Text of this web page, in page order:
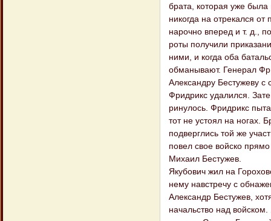
брата, которая уже была
никогда на отрекался
нарочно вперед и т. д.,
роты получили
ними, и когда оба
обманывают. Генерал
Александру Бестужеву с
Фридрикс удалился.
ринулось. Фридрикс
тот не устоял на ногах.
подверглись той же
повел свое войско
Михаил Бестужев.
Якубович жил на
нему навстречу с
Александр Бестужев,
начальство над